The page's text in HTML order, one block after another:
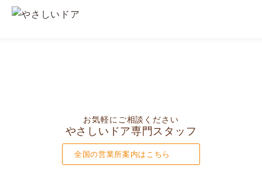
お気軽にご相談ください
やさしいドア専門スタッフ
全国の営業所案内はこちら